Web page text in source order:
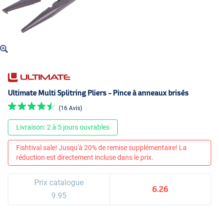
Ultimate Multi Splitring Pliers - Pince à anneaux brisés
(16 Avis)
Livraison: 2 à 5 jours ouvrables
Fishtival sale! Jusqu'à 20% de remise supplémentaire! La
réduction est directement incluse dans le prix.
Prix catalogue
9.95
6.26